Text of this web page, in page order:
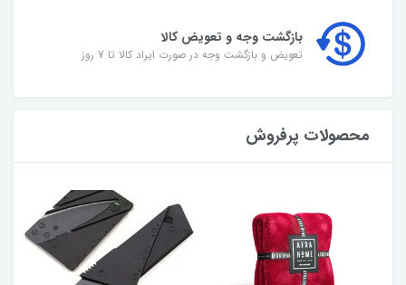
بازگشت وجه و تعویض کالا
تعویض و بازگشت وجه در صورت ایراد کالا تا 7 روز
محصولات پرفروش